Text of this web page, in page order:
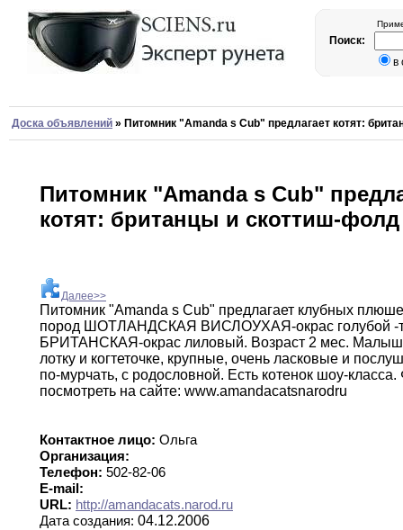
Поиск:
в
Доска объявлений » Питомник "Amanda s Cub" предлагает котят:
Питомник "Amanda s Cub"
котят: британцы и скоттиш-фолд
Далее>>
Питомник "Amanda s Cub" предлагает клубных
пород ШОТЛАНДСКАЯ ВИСЛОУХАЯ-окрас голубой -
БРИТАНСКАЯ-окрас лиловый. Возраст 2 мес.
лотку и когтеточке, крупные, очень ласковые и
по-мурчать, с родословной. Есть котенок шоу-класса.
посмотреть на сайте: www.amandacatsnarodru
Контактное лицо: Ольга
Организация:
Телефон: 502-82-06
E-mail:
URL: http://amandacats.narod.ru
Дата создания: 04.12.2006